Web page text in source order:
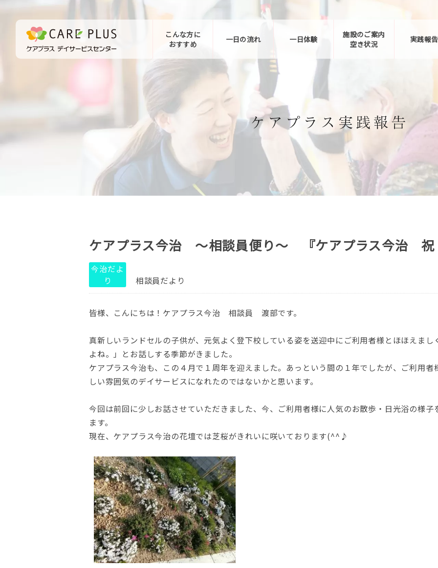
こんな方に
おすすめ
一日の流れ 一日体験
施設のご案内
空き状況
実践報告
お問い合わせ
ケアプラス今治 ～相談員便り～ 『ケアプラス今治 祝
今治だよ
り
相談員だより
皆様、こんにちは！ケアプラス今治 相談員 渡部です。
真新しいランドセルの子供が、元気よく登下校している姿を送迎中にご利用者様とほほえま
よね。」とお話しする季節がきました。
ケアプラス今治も、この４月で１周年を迎えました。あっという間の１年でしたが、ご利用
しい雰囲気のデイサービスになれたのではないかと思います。
今回は前回に少しお話させていただきました、今、ご利用者様に人気のお散歩・日光浴の様
ます。
現在、ケアプラス今治の花壇では芝桜がきれいに咲いております(^^ ♪